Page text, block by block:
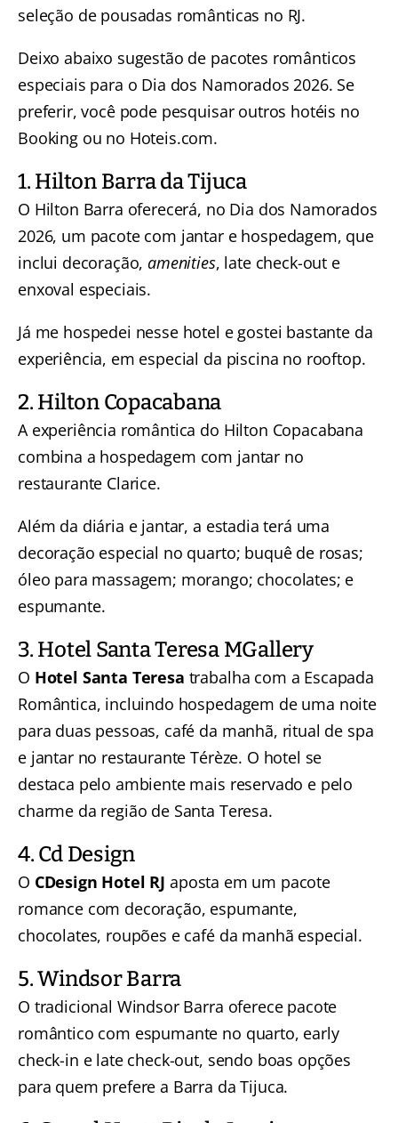
seleção de pousadas românticas no RJ.
Deixo abaixo sugestão de pacotes românticos
especiais para o Dia dos Namorados 2026. Se
preferir, você pode pesquisar outros hotéis no
Booking ou no Hoteis.com.
1. Hilton Barra da Tijuca
O Hilton Barra oferecerá, no Dia dos Namorados
2026, um pacote com jantar e hospedagem, que
inclui decoração,amenities, late check-out e
enxoval especiais.
Já me hospedei nesse hotel e gostei bastante da
experiência, em especial da piscina no rooftop.
2. Hilton Copacabana
A experiência romântica do Hilton Copacabana
combina a hospedagem com jantar no
restaurante Clarice.
Além da diária e jantar, a estadia terá uma
decoração especial no quarto; buquê de rosas;
óleo para massagem; morango; chocolates; e
espumante.
3. Hotel Santa Teresa MGallery
O Hotel Santa Teresa trabalha com a Escapada
Romântica, incluindo hospedagem de uma noite
para duas pessoas, café da manhã, ritual de spa
e jantar no restaurante Térèze. O hotel se
destaca pelo ambiente mais reservado e pelo
charme da região de Santa Teresa.
4. Cd Design
O CDesign Hotel RJ aposta em um pacote
romance com decoração, espumante,
chocolates, roupões e café da manhã especial.
5. Windsor Barra
O tradicional Windsor Barra oferece pacote
romântico com espumante no quarto, early
check-in e late check-out, sendo boas opções
para quem prefere a Barra da Tijuca.